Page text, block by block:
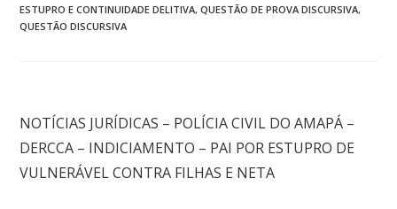
ESTUPRO E CONTINUIDADE DELITIVA, QUESTÃO DE PROVA DISCURSIVA,
QUESTÃO DISCURSIVA
NOTÍCIAS JURÍDICAS – POLÍCIA CIVIL DO AMAPÁ –
DERCCA – INDICIAMENTO – PAI POR ESTUPRO DE
VULNERÁVEL CONTRA FILHAS E NETA